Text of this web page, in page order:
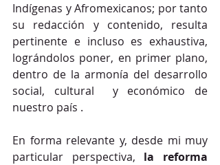
Indígenas y Afromexicanos; por tanto
su redacción y contenido, resulta
pertinente e incluso es exhaustiva,
lográndolos poner, en primer plano,
dentro de la armonía del desarrollo
social, cultural  y económico de
nuestro país .
En forma relevante y, desde mi muy
particular perspectiva, la reforma